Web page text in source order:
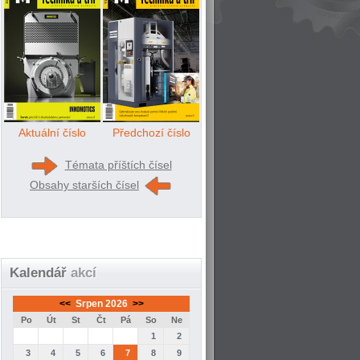
Aktuální číslo Předchozí číslo
Témata příštích čísel
Obsahy starších čísel
Kalendář akcí
<< Srpen 2026 >>
Po Út St Čt Pá So
Ne
1
2
3
4 5 6 7 8 9